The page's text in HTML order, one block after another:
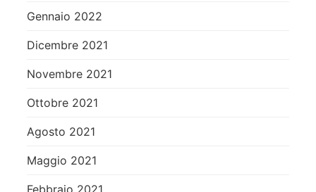
Gennaio 2022
Dicembre 2021
Novembre 2021
Ottobre 2021
Agosto 2021
Maggio 2021
Febbraio 2021